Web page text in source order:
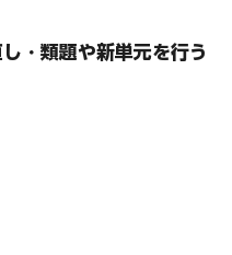
・類題や新単元を行う